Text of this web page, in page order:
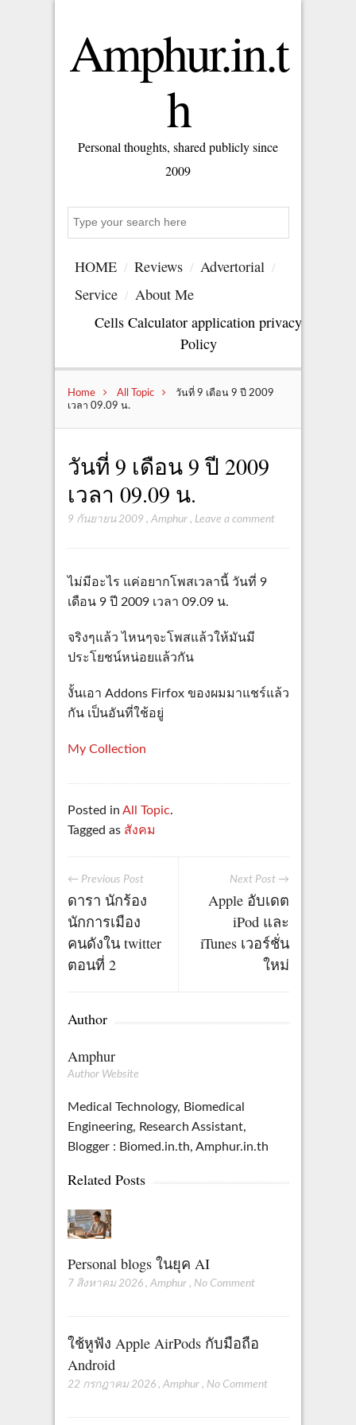
Amphur.in.t
h
Personal thoughts, shared publicly since
2009
HOME Reviews
Advertorial
Service
About Me
Cells Calculator application privacy
Policy
Home All Topic
วันที่ 9 เดือน 9 ปี 2009
เวลา 09.09 น.
วันที่ 9 เดือน 9 ปี 2009
เวลา 09.09 น.
9 กันยายน 2009 , Amphur, Leave a comment
ไม่มีอะไร แค่อยากโพสเวลานี้ วันที่ 9
เดือน 9 ปี 2009 เวลา 09.09 น.
จริงๆแล้ว ไหนๆจะโพสแล้วให้มันมี
ประโยชน์หน่อยแล้วกัน
งั้นเอา Addons Firfox ของผมมาแชร์แล้ว
กัน เป็นอันที่ใช้อยู่
My Collection
Posted in All Topic.
Tagged as สังคม
Next Post →
Apple อับเดต
iPod และ
iTunes เวอร์ชั่น
ใหม่
← Previous Post
ดารา นักร้อง
นักการเมือง
คนดังใน twitter
ตอนที่ 2
Author
Amphur
Author Website
Medical Technology, Biomedical
Engineering, Research Assistant,
Blogger : Biomed.in.th, Amphur.in.th
Related Posts
Personal blogs ในยุค AI
7 สิงหาคม 2026 , Amphur , No Comment
ใช้หูฟัง Apple AirPods กับมือถือ
Android
22 กรกฎาคม 2026 , Amphur , No Comment